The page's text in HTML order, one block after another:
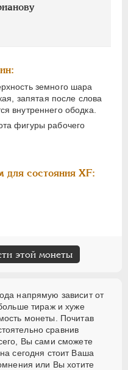
земного шара
запятая после слова
внутреннего ободка.
фигуры рабочего
для состояния XF:
этой монеты
напрямую зависит от
тираж и хуже
монеты. Почитав
сравнив
Вы сами сможете
сегодня стоит Ваша
или Вы хотите